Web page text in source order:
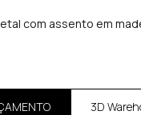
com assento em
3D